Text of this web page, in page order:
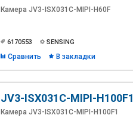
Камера JV3-ISX031C-MIPI-H60F
6170553 SENSING
Сравнить В закладки
JV3-ISX031C-MIPI-H100F1
Камера JV3-ISX031C-MIPI-H100F1